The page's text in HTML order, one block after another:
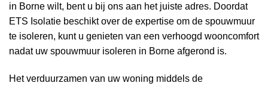
in Borne wilt, bent u bij ons aan het juiste adres. Doordat
ETS Isolatie beschikt over de expertise om de spouwmuur
te isoleren, kunt u genieten van een verhoogd wooncomfort
nadat uw spouwmuur isoleren in Borne afgerond is.
Het verduurzamen van uw woning middels de